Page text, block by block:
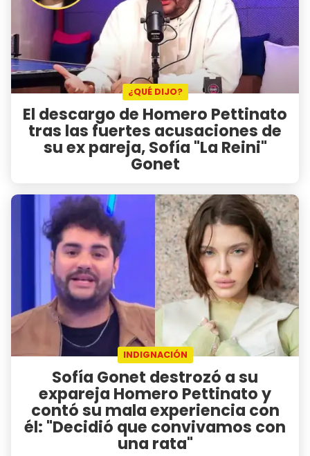
¿QUÉ DIJO?
El descargo de Homero Pettinato
tras las fuertes acusaciones de
su ex pareja, Sofía "La Reini"
Gonet
INDIGNACIÓN
Sofía Gonet destrozó a su
expareja Homero Pettinato y
contó su mala experiencia con
él: "Decidió que convivamos con
una rata"